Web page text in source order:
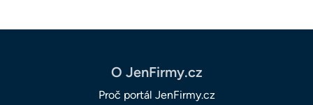
O JenFirmy.cz
Proč portál JenFirmy.cz